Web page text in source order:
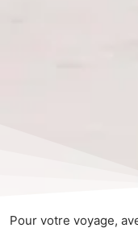
Pour votre voyage,